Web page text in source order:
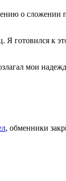
о сложении
Я готовился к
мои
, обменники